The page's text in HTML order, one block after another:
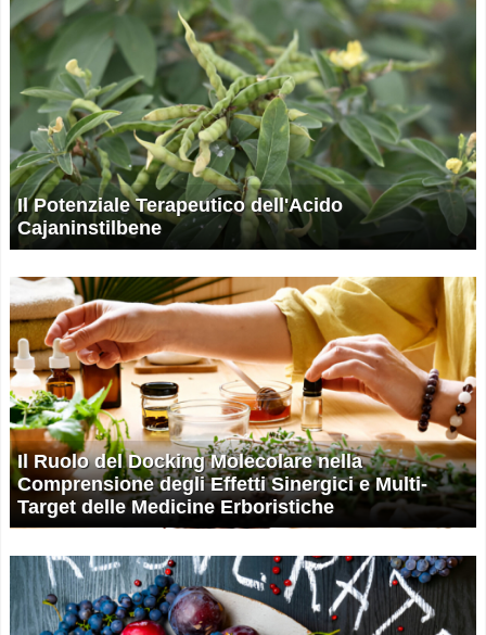
Il Potenziale Terapeutico dell'Acido
Cajaninstilbene
Il Ruolo del Docking Molecolare nella
Comprensione degli Effetti Sinergici e Multi-
Target delle Medicine Erboristiche